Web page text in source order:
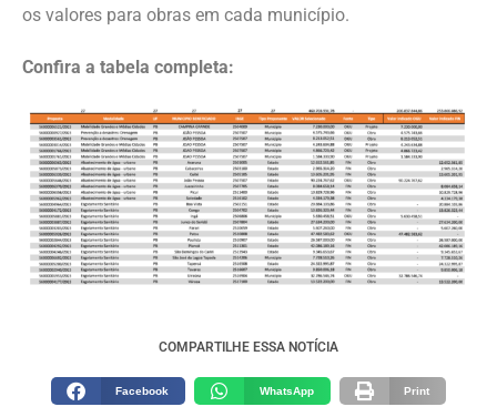
os valores para obras em cada município.
Confira a tabela completa:
COMPARTILHE ESSA NOTÍCIA
Facebook WhatsApp Print